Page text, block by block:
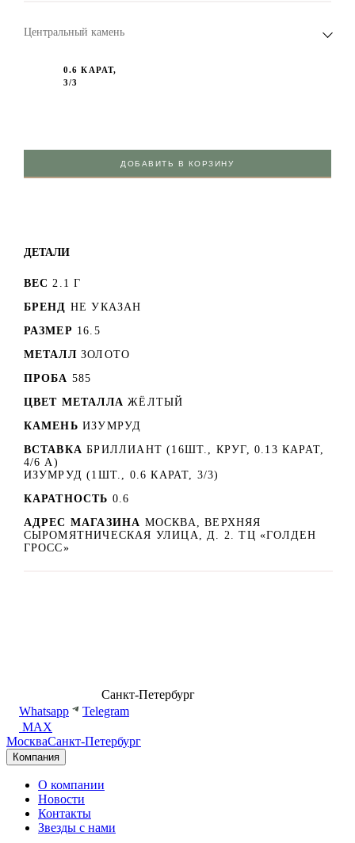
Центральный камень
0.6 КАРАТ,
3/3
ДОБАВИТЬ В КОРЗИНУ
ДЕТАЛИ
ВЕС 2.1 Г
БРЕНД НЕ УКАЗАН
РАЗМЕР 16.5
МЕТАЛЛ ЗОЛОТО
ПРОБА 585
ЦВЕТ МЕТАЛЛА ЖЁЛТЫЙ
КАМЕНЬ ИЗУМРУД
ВСТАВКА БРИЛЛИАНТ (16ШТ., КРУГ, 0.13 КАРАТ,
4/6 А)
ИЗУМРУД (1ШТ., 0.6 КАРАТ, 3/3)
КАРАТНОСТЬ 0.6
АДРЕС МАГАЗИНА МОСКВА, ВЕРХНЯЯ
СЫРОМЯТНИЧЕСКАЯ УЛИЦА, Д. 2. ТЦ «ГОЛДЕН
ГРОСС»
Санкт-Петербург
Whatsapp
Telegram
MAX
МоскваСанкт-Петербург
Компания
О компании
Новости
Контакты
Звезды с нами